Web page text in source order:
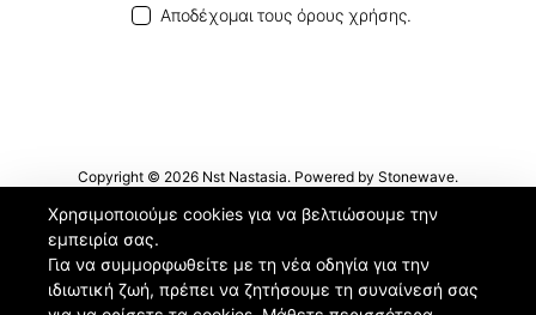
Χρησιμοποιούμε cookies για να βελτιώσουμε την
εμπειρία σας.
Για να συμμορφωθείτε με τη νέα οδηγία για την
ιδιωτική ζωή, πρέπει να ζητήσουμε τη συναίνεσή σας
Αποδέχομαι τους όρους χρήσης.
Copyright © 2026 Nst Nastasia. Powered by Stonewave.